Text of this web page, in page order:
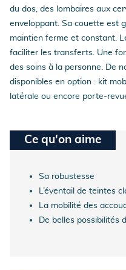
du dos, des lombaires aux
enveloppant. Sa couette est
maintien ferme et constant.
faciliter les transferts. Une
des soins à la personne. De
disponibles en option : kit
latérale ou encore porte-
Ce qu'on aime
Sa robustesse
L’éventail de teintes
La mobilité des
De belles possibilités